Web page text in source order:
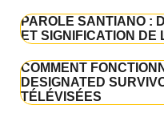
PAROLE SANTIANO :
ET SIGNIFICATION DE
COMMENT
DESIGNATED
TÉLÉVISÉES